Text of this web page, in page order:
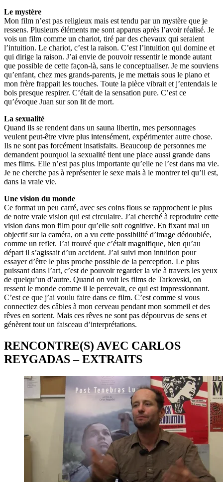
Le mystère
Mon film n’est pas religieux mais est tendu par un mystère que je
ressens. Plusieurs éléments me sont apparus après l’avoir réalisé. Je
vois un film comme un chariot, tiré par des chevaux qui seraient
l’intuition. Le chariot, c’est la raison. C’est l’intuition qui domine et
qui dirige la raison. J’ai envie de pouvoir ressentir le monde autant
que possible de cette façon-là, sans le conceptualiser. Je me souviens
qu’enfant, chez mes grands-parents, je me mettais sous le piano et
mon frère frappait les touches. Toute la pièce vibrait et j’entendais le
bois presque respirer. C’était de la sensation pure. C’est ce
qu’évoque Juan sur son lit de mort.
La sexualité
Quand ils se rendent dans un sauna libertin, mes personnages
veulent peut-être vivre plus intensément, expérimenter autre chose.
Ils ne sont pas forcément insatisfaits. Beaucoup de personnes me
demandent pourquoi la sexualité tient une place aussi grande dans
mes films. Elle n’est pas plus importante qu’elle ne l’est dans ma vie.
Je ne cherche pas à représenter le sexe mais à le montrer tel qu’il est,
dans la vraie vie.
Une vision du monde
Ce format un peu carré, avec ses coins flous se rapprochent le plus
de notre vraie vision qui est circulaire. J’ai cherché à reproduire cette
vision dans mon film pour qu’elle soit cognitive. En fixant mal un
objectif sur la caméra, on a vu cette possibilité d’image dédoublée,
comme un reflet. J’ai trouvé que c’était magnifique, bien qu’au
départ il s’agissait d’un accident. J’ai suivi mon intuition pour
essayer d’être le plus proche possible de la perception. Le plus
puissant dans l’art, c’est de pouvoir regarder la vie à travers les yeux
de quelqu’un d’autre. Quand on voit les films de Tarkovski, on
ressent le monde comme il le percevait, ce qui est impressionnant.
C’est ce que j’ai voulu faire dans ce film. C’est comme si vous
connectiez des câbles à mon cerveau pendant mon sommeil et des
rêves en sortent. Mais ces rêves ne sont pas dépourvus de sens et
génèrent tout un faisceau d’interprétations.
RENCONTRE(S) AVEC CARLOS
REYGADAS– EXTRAITS